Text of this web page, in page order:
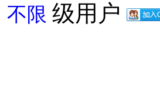
不限 级用户